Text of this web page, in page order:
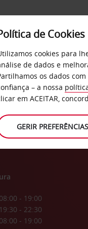
SERVIÇOS
08:00 - 19:00
19:30 - 22:30
08:00 - 19:00
de Cookies
cookies para
de dados e
os dados
– a nossa
em ACEITAR,
GERIR PREFERÊNCIAS